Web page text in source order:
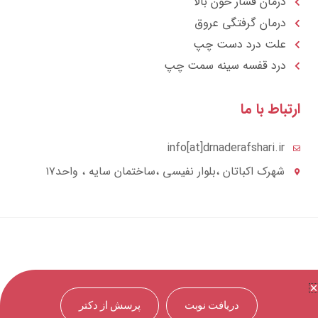
درمان گرفتگی عروق
علت درد دست چپ
درد قفسه سينه سمت چپ
با ما
info[at]drnaderafshari.ir
شهرک اکباتان ،بلوار نفیسی ،ساختمان سایه ، واحد۱۷
دریافت نوبت پرسش از دکتر